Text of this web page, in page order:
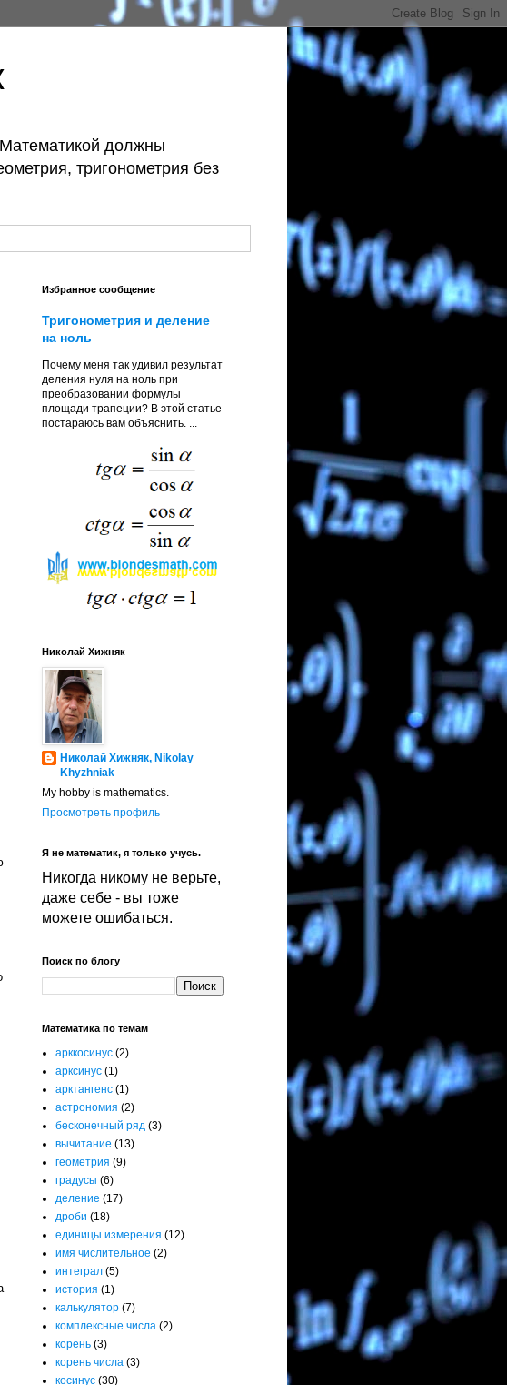
должны
тригонометрия без
Избранное сообщение
Тригонометрия и деление
на ноль
Почему меня так удивил результат
деления нуля на ноль при
преобразовании формулы
площади трапеции? В этой статье
постараюсь вам объяснить. ...
Николай Хижняк
Николай Хижняк, Nikolay
Khyzhniak
My hobby is mathematics.
Просмотреть профиль
Я не математик, я только учусь.
Никогда никому не верьте,
даже себе - вы тоже
можете ошибаться.
Поиск по блогу
Математика по темам
арккосинус (2)
арксинус (1)
арктангенс (1)
астрономия (2)
бесконечный ряд (3)
вычитание (13)
геометрия (9)
градусы (6)
деление (17)
дроби (18)
единицы измерения (12)
имя числительное (2)
интеграл (5)
история (1)
калькулятор (7)
комплексные числа (2)
корень (3)
корень числа (3)
косинус (30)